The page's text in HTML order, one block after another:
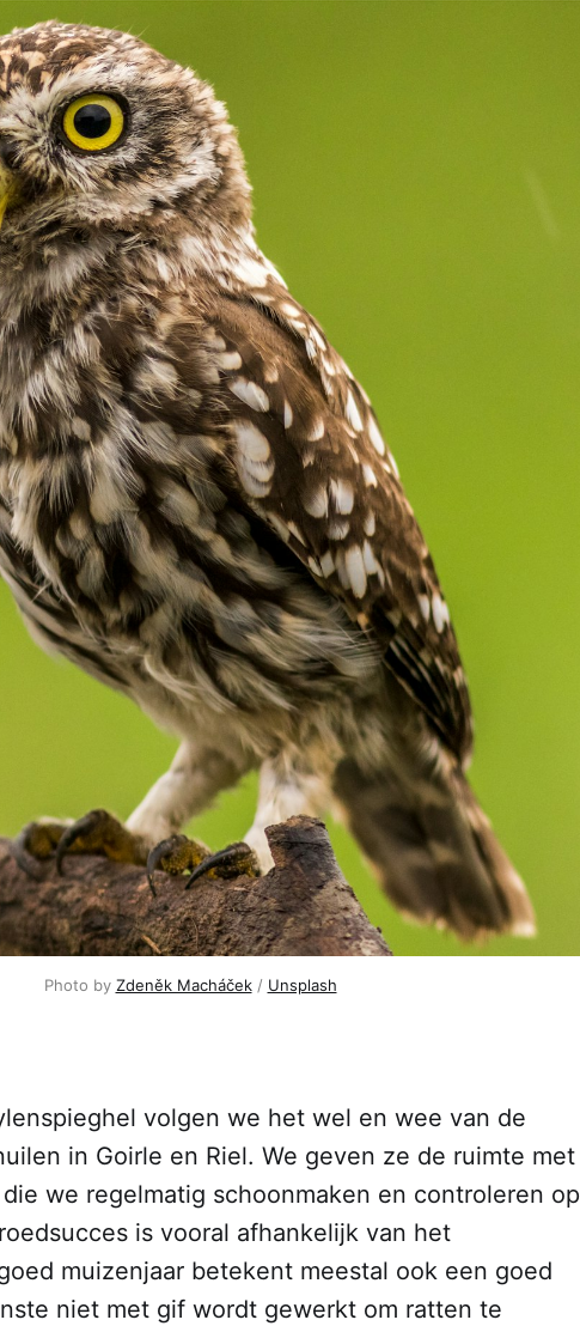
Photo by Zdeněk Macháček / Unsplash
volgen we het wel en wee van de
in Goirle en Riel. We geven ze de ruimte met
we regelmatig schoonmaken en controleren op
is vooral afhankelijk van het
muizenjaar betekent meestal ook een goed
niet met gif wordt gewerkt om ratten te